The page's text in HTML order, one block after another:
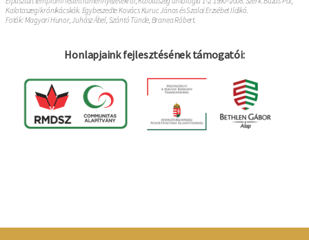
Kalotaszegi krónikácskák. Egybeszedte Kovács Kuruc János és Szalai Erzsébet Ildikó.
Fotók: Magyari Hunor, Juhász Ábel, Szántó Tünde, Branea Róbert.
Honlapjaink fejlesztésének támogatói: